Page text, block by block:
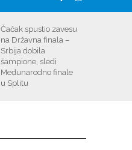
Čačak spustio zavesu
na Državna finala –
Srbija dobila
šampione, sledi
Međunarodno finale
u Splitu